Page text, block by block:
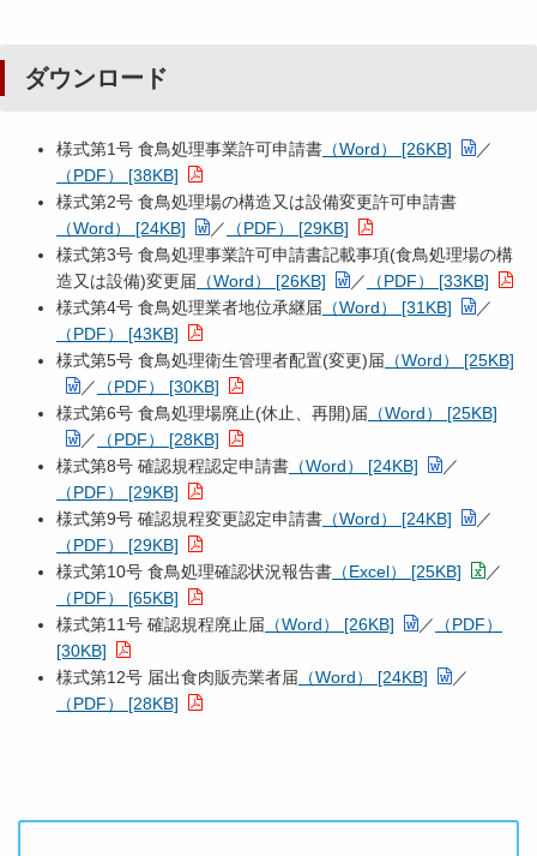
ダウンロード
様式第1号 食鳥処理事業許可申請書 （Word） [26KB]
／
（PDF） [38KB]
様式第2号 食鳥処理場の構造又は設備変更許可申請書
（Word） [24KB]
／
（PDF） [29KB]
様式第3号 食鳥処理事業許可申請書記載事項(食鳥処理場の構
造又は設備)変更届 （Word） [26KB] ／
（PDF） [33KB]
様式第4号 食鳥処理業者地位承継届 （Word） [31KB]
／
（PDF） [43KB]
様式第5号 食鳥処理衛生管理者配置(変更)届 （Word） [25KB]
／
（PDF） [30KB]
様式第6号 食鳥処理場廃止(休止、再開)届 （Word） [25KB]
／
（PDF） [28KB]
様式第8号 確認規程認定申請書 （Word） [24KB]
／
（PDF） [29KB]
様式第9号 確認規程変更認定申請書 （Word） [24KB]
／
（PDF） [29KB]
様式第10号 食鳥処理確認状況報告書 （Excel） [25KB]
／
（PDF） [65KB]
様式第11号 確認規程廃止届 （Word） [26KB] ／
（PDF）
[30KB]
様式第12号 届出食肉販売業者届 （Word） [24KB]
／
（PDF） [28KB]